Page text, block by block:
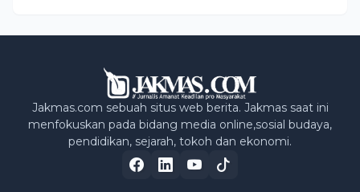
Jakmas.com sebuah situs web berita. Jakmas saat ini
menfokuskan pada bidang media online,sosial budaya,
pendidikan, sejarah, tokoh dan ekonomi.